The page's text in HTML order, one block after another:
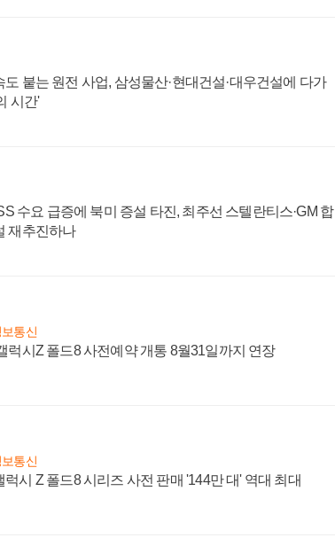
도 붙는 원전 사업, 삼성물산·현대건설·대우건설에 다가
시간'
수요 급증에 북미 증설 타진, 최주선 스텔란티스·GM 합
재추진하나
보통신
럭시Z 폴드8 사전예약 개통 8월31일까지 연장
보통신
럭시 Z 폴드8 시리즈 사전 판매 '144만 대' 역대 최대